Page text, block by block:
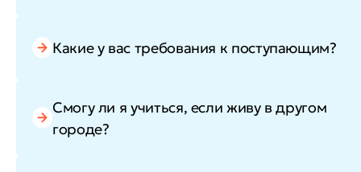
Какие у вас требования к поступающим?
Смогу ли я учиться, если живу в другом
городе?